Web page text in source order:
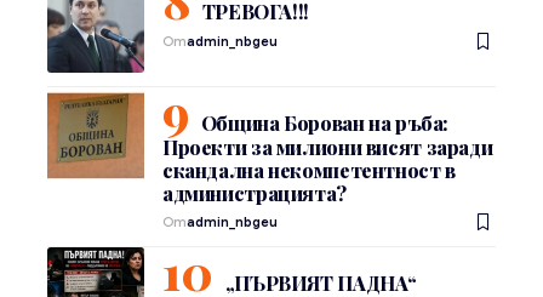
ТРЕВОГА!!!
Отadmin_nbgeu
Община Борован на ръба:
Проекти за милиони висят заради
скандална некомпетентност в
администрацията?
Отadmin_nbgeu
„ПЪРВИЯТ ПАДНА“